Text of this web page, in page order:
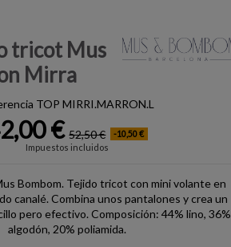
tricot Mus
Mirra
TOP MIRRI.MARRON.L
€ 52,50 € -10,50 €
Impuestos incluidos
Bombom. Tejido tricot con mini volante en
canalé. Combina unos pantalones y crea un
pero efectivo. Composición: 44% lino, 36%
algodón, 20% poliamida.